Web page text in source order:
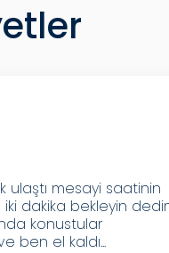
ulaştı mesayi saatinin
dakika bekleyin
konustular
ben el kaldı...